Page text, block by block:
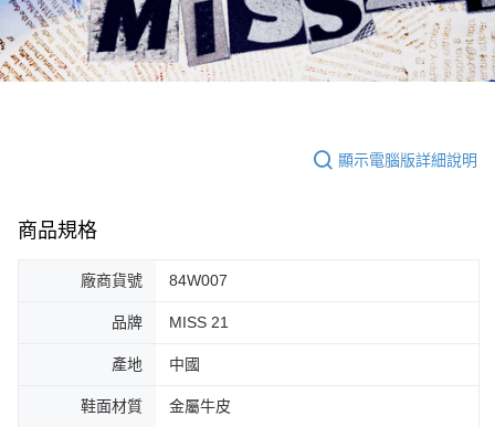
顯示電腦版詳細說明
商品規格
廠商貨號 84W007
品牌 MISS 21
產地 中國
鞋面材質 金屬牛皮